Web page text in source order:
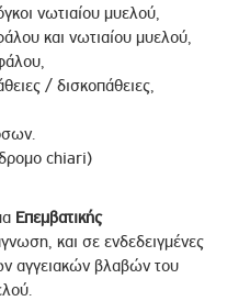
νωτιαίου μυελού,
και νωτιαίου μυελού,
/ δισκοπάθειες,
chiari)
Επεμβατικής
και σε ενδεδειγμένες
αγγειακών βλαβών του